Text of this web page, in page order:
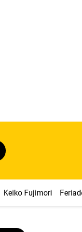
Keiko Fujimori